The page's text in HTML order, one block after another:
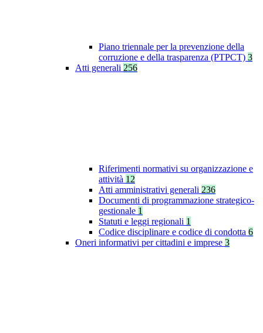
Piano triennale per la prevenzione della
corruzione e della trasparenza (PTPCT) 3
Atti generali 256
Riferimenti normativi su organizzazione e
attività 12
Atti amministrativi generali 236
Documenti di programmazione strategico-
gestionale 1
Statuti e leggi regionali 1
Codice disciplinare e codice di condotta 6
Oneri informativi per cittadini e imprese 3